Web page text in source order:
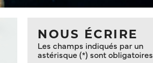
NOUS ÉCRIRE
Les champs indiqués par un
astérisque (*) sont obligatoires